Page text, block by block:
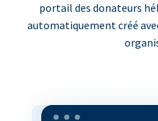
portail des donateurs
automatiquement créé